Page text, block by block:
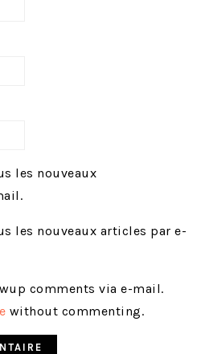
les nouveaux
les nouveaux articles par e-
comments via e-mail.
without commenting.